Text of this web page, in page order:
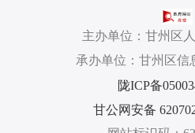
主办单位：甘州区
承办单位：甘州区信
陇ICP备
甘公网安备